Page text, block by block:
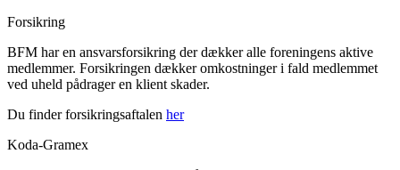
Forsikring
BFM har en ansvarsforsikring der dækker alle foreningens aktive
medlemmer. Forsikringen dækker omkostninger i fald medlemmet
ved uheld pådrager en klient skader.
Du finder forsikringsaftalen her
Koda-Gramex